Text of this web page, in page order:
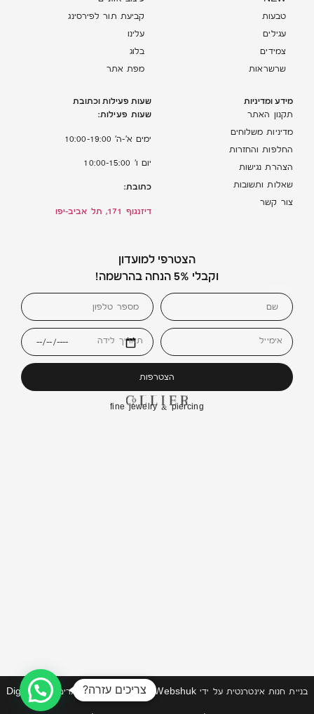
טבעות
עגילים
צמידים
שרשראות
קביעת תור לפירסינג
עלינו
בלוג
מפת אתר
מידע ומדיניות
תקנון האתר
מדיניות משלוחים
החלפות והחזרות
הצהרת נגישות
שאלות ותשובות
צור קשר
שעות פעילות וכתובת
שעות פעילות:
ימים א’-ה’ 10:00-19:00
יום ו’ 10:00-15:00
כתובת:
דיזנגוף 171, תל אביב-יפו
הצטרפי למועדון
וקבלי 5% הנחה בהרשמה!
אימייל תאריך לידה
הצטרפות
fine jewelry & piercing
בניית חנות אינטרנטית על ידי Webshuk | וובשוק | תחזוקת אתרים DigiMarket
צריכים עזרה?